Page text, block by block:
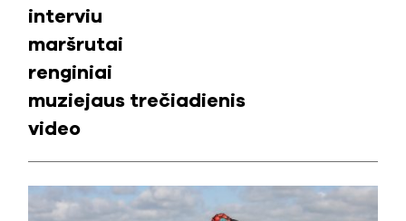
interviu
maršrutai
renginiai
muziejaus trečiadienis
video